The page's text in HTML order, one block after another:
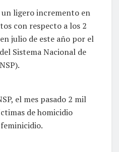
ligero incremento en
con respecto a los 2
julio de este año por el
Sistema Nacional de
el mes pasado 2 mil
de homicidio